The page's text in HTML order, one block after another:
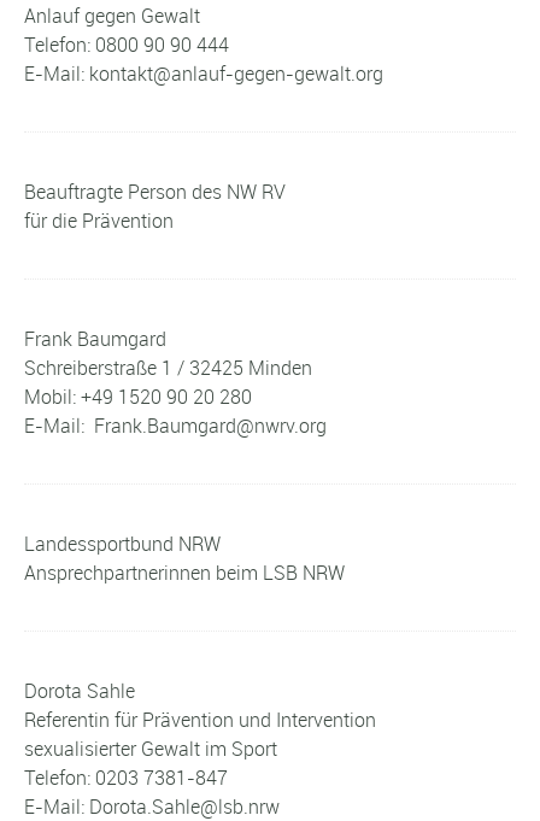
Anlauf gegen Gewalt
Telefon: 0800 90 90 444
E-Mail: kontakt@anlauf-gegen-gewalt.org
Beauftragte Person des NW RV
für die Prävention
Frank Baumgard
Schreiberstraße 1 / 32425 Minden
Mobil: +49 1520 90 20 280
E-Mail: Frank.Baumgard@nwrv.org
Landessportbund NRW
Ansprechpartnerinnen beim LSB NRW
Dorota Sahle
Referentin für Prävention und Intervention
sexualisierter Gewalt im Sport
Telefon: 0203 7381-847
E-Mail: Dorota.Sahle@lsb.nrw